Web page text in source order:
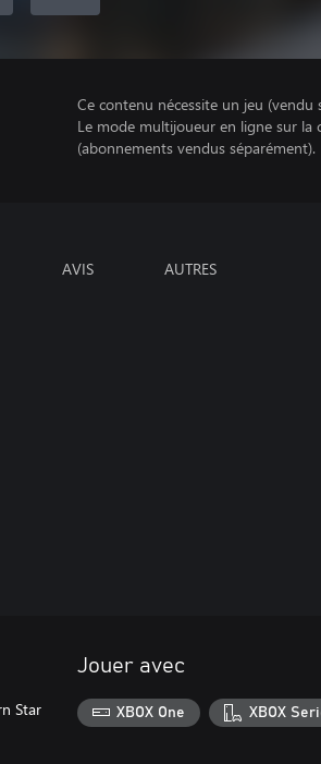
Ce contenu nécessite un jeu (vendu
Le mode multijoueur en ligne sur la
(abonnements vendus séparément).
AVIS AUTRES
Star
Jouer avec
XBOX One XBOX